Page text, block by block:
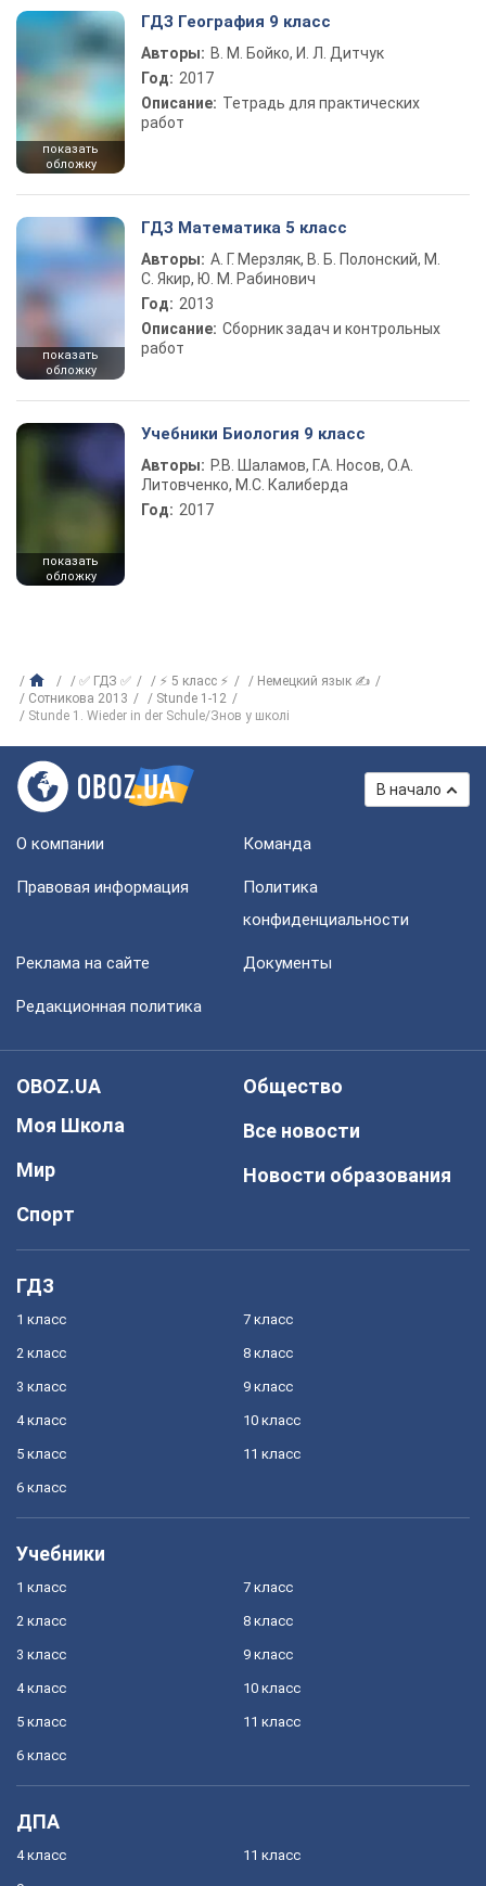
показать
обложку
ГДЗ География 9 класс
Авторы: В. М. Бойко, И. Л. Дитчук
Год: 2017
Описание: Тетрадь для практических
работ
показать
обложку
ГДЗ Математика 5 класс
Авторы: А. Г. Мерзляк, В. Б. Полонский, М.
С. Якир, Ю. М. Рабинович
Год: 2013
Описание: Сборник задач и контрольных
работ
показать
обложку
Учебники Биология 9 класс
Авторы: Р.В. Шаламов, Г.А. Носов, О.А.
Литовченко, М.С. Калиберда
Год: 2017
✅ ГДЗ ✅ ⚡ 5 класс ⚡
Немецкий язык ✍
Сотникова 2013
Stunde 1-12
Stunde 1. Wieder in der Schule/Знов у школі
В начало
О компании Команда
Правовая информация
Политика
конфиденциальности
Реклама на сайте Документы
Редакционная политика
OBOZ.UA
Моя Школа
Мир
Спорт
Общество
Все новости
Новости образования
ГДЗ
1 класс
2 класс
3 класс
4 класс
5 класс
6 класс
7 класс
8 класс
9 класс
10 класс
11 класс
Учебники
1 класс
2 класс
3 класс
4 класс
5 класс
6 класс
7 класс
8 класс
9 класс
10 класс
11 класс
ДПА
4 класс 11 класс